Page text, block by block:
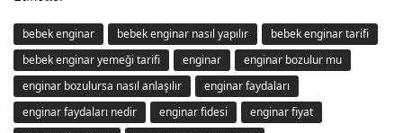
bebek enginar bebek enginar nasıl yapılır
bebek enginar tarifi
bebek enginar yemeği tarifi
enginar
enginar bozulur mu
enginar bozulursa nasıl anlaşılır
enginar faydaları
enginar faydaları nedir
enginar fidesi
enginar fiyat